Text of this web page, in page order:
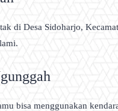
di Desa Sidoharjo,
bisa menggunakan